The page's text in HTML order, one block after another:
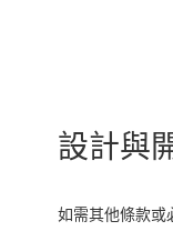
設計與
如需其他條款或